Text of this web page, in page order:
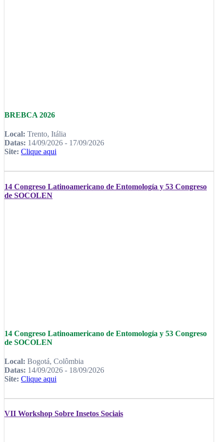
BREBCA 2026
Local: Trento, Itália
Datas: 14/09/2026 - 17/09/2026
Site: Clique aqui
14 Congreso Latinoamericano de Entomología y 53 Congreso
de SOCOLEN
14 Congreso Latinoamericano de Entomología y 53 Congreso
de SOCOLEN
Local: Bogotá, Colômbia
Datas: 14/09/2026 - 18/09/2026
Site: Clique aqui
VII Workshop Sobre Insetos Sociais